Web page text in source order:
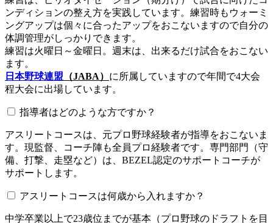
ンディションの整え方を実践しています。練習時もウォーミ
ングアップは個々に合ったアップをおこないますので自分の
体調管理がしっかりできます。
練習は火曜日～金曜日。週末は、出来るだけ試合をおこない
ます。
日本野球連盟 （JABA） に所属していますので年間で4大会
程大会に出場しています。
指導者はどのような方ですか？
アスリートコースは、元プロ野球経験者が指導をおこないま
す。現監督、コーチ陣も全員プロ経験者です。専門部門（守
備、打撃、走塁など）は、BEZEL認定のサポートコーチが
サポートします。
アスリートコースは何歳から入れますか？
中学卒業以上で23歳位までが基本（プロ野球のドラフトを目